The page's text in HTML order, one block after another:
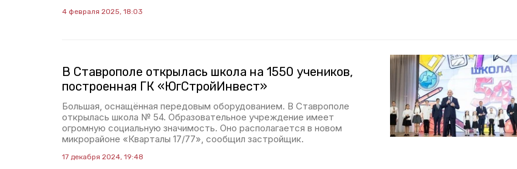
4 февраля 2025, 18:03
В Ставрополе открылась школа на 1550 учеников,
построенная ГК «ЮгСтройИнвест»
Большая, оснащённая передовым оборудованием. В Ставрополе
открылась школа № 54. Образовательное учреждение имеет
огромную социальную значимость. Оно располагается в новом
микрорайоне «Кварталы 17/77», сообщил застройщик.
17 декабря 2024, 19:48